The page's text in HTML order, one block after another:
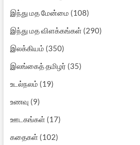
இந்து மத மேன்மை (108)
இந்து மத விளக்கங்கள்(290)
இலக்கியம் (350)
இலங்கைத் தமிழர் (35)
உடல்நலம் (19)
உணவு (9)
ஊடகங்கள்(17)
கதைகள்(102)